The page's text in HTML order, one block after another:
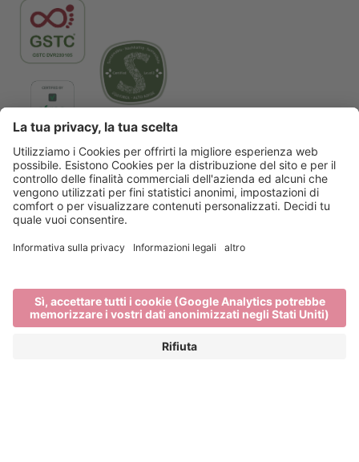
Main Partner
Event Partner